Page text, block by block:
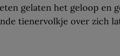
gelaten het geloop en
tienervolkje over zich